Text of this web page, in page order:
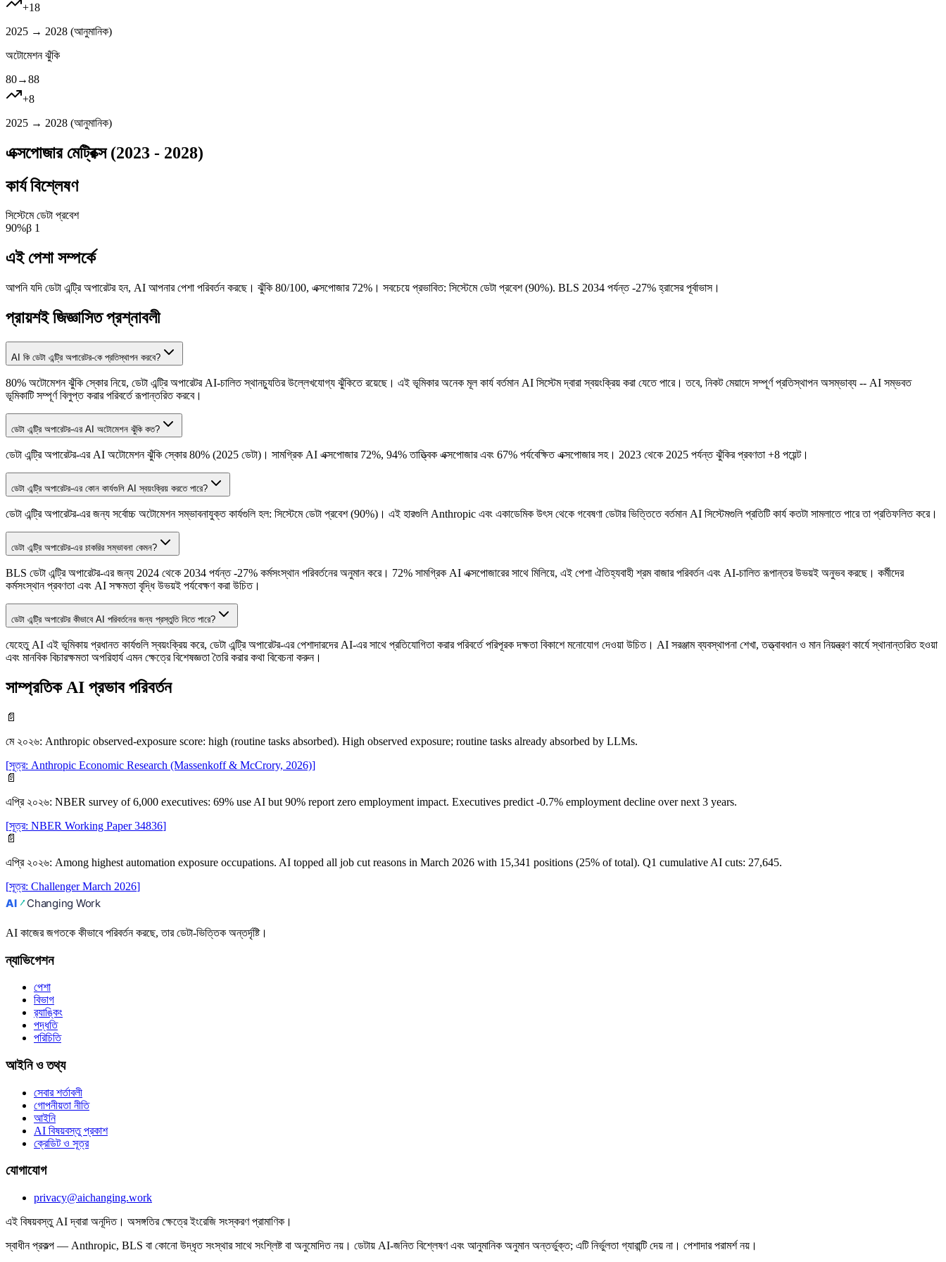
+18
2025 → 2028 (আনুমানিক)
অটোমেশন ঝুঁকি
80→88
+8
2025 → 2028 (আনুমানিক)
এক্সপোজার মেট্রিক্স (2023 - 2028)
কার্য বিশ্লেষণ
সিস্টেমে ডেটা প্রবেশ
90%β 1
এই পেশা সম্পর্কে
আপনি যদি ডেটা এন্ট্রি অপারেটর হন, AI আপনার পেশা পরিবর্তন করছে। ঝুঁকি 80/100, এক্সপোজার 72%। সবচেয়ে প্রভাবিত: সিস্টেমে ডেটা প্রবেশ (90%). BLS 2034 পর্যন্ত -27% হ্রাসের পূর্বাভাস।
প্রায়শই জিজ্ঞাসিত প্রশ্নাবলী
AI কি ডেটা এন্ট্রি অপারেটর-কে প্রতিস্থাপন করবে?
80% অটোমেশন ঝুঁকি স্কোর নিয়ে, ডেটা এন্ট্রি অপারেটর AI-চালিত স্থানচ্যুতির উল্লেখযোগ্য ঝুঁকিতে রয়েছে। এই ভূমিকার অনেক মূল কার্য বর্তমান AI সিস্টেম দ্বারা স্বয়ংক্রিয় করা যেতে পারে। তবে, নিকট মেয়াদে সম্পূর্ণ প্রতিস্থাপন অসম্ভাব্য -- AI সম্ভবত
ভূমিকাটি সম্পূর্ণ বিলুপ্ত করার পরিবর্তে রূপান্তরিত করবে।
ডেটা এন্ট্রি অপারেটর-এর AI অটোমেশন ঝুঁকি কত?
ডেটা এন্ট্রি অপারেটর-এর AI অটোমেশন ঝুঁকি স্কোর 80% (2025 ডেটা)। সামগ্রিক AI এক্সপোজার 72%, 94% তাত্ত্বিক এক্সপোজার এবং 67% পর্যবেক্ষিত এক্সপোজার সহ। 2023 থেকে 2025 পর্যন্ত ঝুঁকির প্রবণতা +8 পয়েন্ট।
ডেটা এন্ট্রি অপারেটর-এর কোন কার্যগুলি AI স্বয়ংক্রিয় করতে পারে?
ডেটা এন্ট্রি অপারেটর-এর জন্য সর্বোচ্চ অটোমেশন সম্ভাবনাযুক্ত কার্যগুলি হল: সিস্টেমে ডেটা প্রবেশ (90%)। এই হারগুলি Anthropic এবং একাডেমিক উৎস থেকে গবেষণা ডেটার ভিত্তিতে বর্তমান AI সিস্টেমগুলি প্রতিটি কার্য কতটা সামলাতে পারে তা প্রতিফলিত করে।
ডেটা এন্ট্রি অপারেটর-এর চাকরির সম্ভাবনা কেমন?
BLS ডেটা এন্ট্রি অপারেটর-এর জন্য 2024 থেকে 2034 পর্যন্ত -27% কর্মসংস্থান পরিবর্তনের অনুমান করে। 72% সামগ্রিক AI এক্সপোজারের সাথে মিলিয়ে, এই পেশা ঐতিহ্যবাহী শ্রম বাজার পরিবর্তন এবং AI-চালিত রূপান্তর উভয়ই অনুভব করছে। কর্মীদের
কর্মসংস্থান প্রবণতা এবং AI সক্ষমতা বৃদ্ধি উভয়ই পর্যবেক্ষণ করা উচিত।
ডেটা এন্ট্রি অপারেটর কীভাবে AI পরিবর্তনের জন্য প্রস্তুতি নিতে পারে?
যেহেতু AI এই ভূমিকায় প্রধানত কার্যগুলি স্বয়ংক্রিয় করে, ডেটা এন্ট্রি অপারেটর-এর পেশাদারদের AI-এর সাথে প্রতিযোগিতা করার পরিবর্তে পরিপূরক দক্ষতা বিকাশে মনোযোগ দেওয়া উচিত। AI সরঞ্জাম ব্যবস্থাপনা শেখা, তত্ত্বাবধান ও মান নিয়ন্ত্রণ কার্যে স্থানান্তরিত হওয়া
এবং মানবিক বিচারক্ষমতা অপরিহার্য এমন ক্ষেত্রে বিশেষজ্ঞতা তৈরি করার কথা বিবেচনা করুন।
সাম্প্রতিক AI প্রভাব পরিবর্তন
📄
মে ২০২৬: Anthropic observed-exposure score: high (routine tasks absorbed). High observed exposure; routine tasks already absorbed by LLMs.
[সূত্র: Anthropic Economic Research (Massenkoff & McCrory, 2026)]
📄
এপ্রি ২০২৬: NBER survey of 6,000 executives: 69% use AI but 90% report zero employment impact. Executives predict -0.7% employment decline over next 3 years.
[সূত্র: NBER Working Paper 34836]
📄
এপ্রি ২০২৬: Among highest automation exposure occupations. AI topped all job cut reasons in March 2026 with 15,341 positions (25% of total). Q1 cumulative AI cuts: 27,645.
[সূত্র: Challenger March 2026]
AI কাজের জগতকে কীভাবে পরিবর্তন করছে, তার ডেটা-ভিত্তিক অন্তর্দৃষ্টি।
ন্যাভিগেশন
পেশা
বিভাগ
র‍্যাঙ্কিং
পদ্ধতি
পরিচিতি
আইনি ও তথ্য
সেবার শর্তাবলী
গোপনীয়তা নীতি
আইনি
AI বিষয়বস্তু প্রকাশ
ক্রেডিট ও সূত্র
যোগাযোগ
privacy@aichanging.work
এই বিষয়বস্তু AI দ্বারা অনূদিত। অসঙ্গতির ক্ষেত্রে ইংরেজি সংস্করণ প্রামাণিক।
স্বাধীন প্রকল্প — Anthropic, BLS বা কোনো উদ্ধৃত সংস্থার সাথে সংশ্লিষ্ট বা অনুমোদিত নয়। ডেটায় AI-জনিত বিশ্লেষণ এবং আনুমানিক অনুমান অন্তর্ভুক্ত; এটি নির্ভুলতা গ্যারান্টি দেয় না। পেশাদার পরামর্শ নয়।